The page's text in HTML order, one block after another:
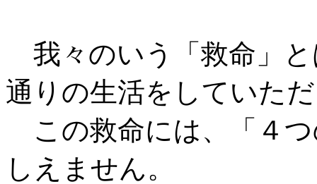
我々のいう「救命」
通りの生活をしていた
この救命には、「４
しえません。